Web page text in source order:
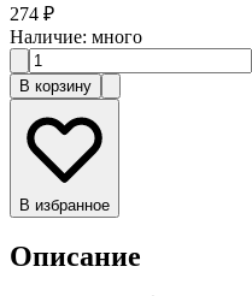
274 ₽
Наличие: много
В корзину
В избранное
Описание